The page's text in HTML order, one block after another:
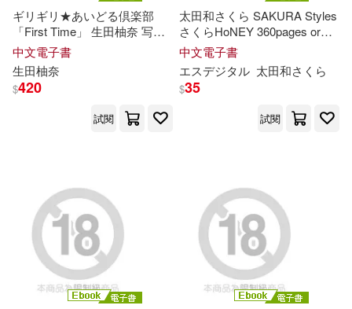
葵せきな(24)
さとうふみや(23)
熊田曜子(23)
王哼（主編）(23)
藤田恵名(23) 西田麻衣(23)
双葉社(82)
中國人口出版社(81)
中國電力出版社(81)
magnetic G(80)
西南師範大學出版社(80)
ギリギリ★あいどる倶楽部
「First Time」 生田柚奈 写真
集 (電子書)
中文電子書
生田柚奈
$420
試閱
太田和さくら SAKURA Styles
さくらHoNEY 360pages or
more (電子書)
中文電子書
エスデジタル 太田和さくら
$35
試閱